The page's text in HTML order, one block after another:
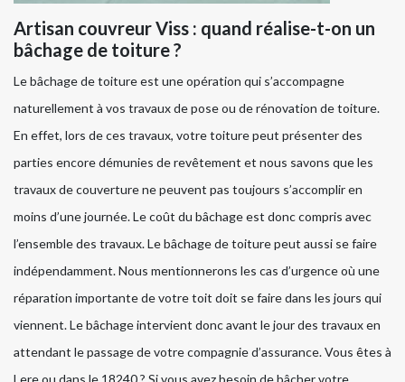
Artisan couvreur Viss : quand réalise-t-on un
bâchage de toiture ?
Le bâchage de toiture est une opération qui s’accompagne
naturellement à vos travaux de pose ou de rénovation de toiture.
En effet, lors de ces travaux, votre toiture peut présenter des
parties encore démunies de revêtement et nous savons que les
travaux de couverture ne peuvent pas toujours s’accomplir en
moins d’une journée. Le coût du bâchage est donc compris avec
l’ensemble des travaux. Le bâchage de toiture peut aussi se faire
indépendamment. Nous mentionnerons les cas d’urgence où une
réparation importante de votre toit doit se faire dans les jours qui
viennent. Le bâchage intervient donc avant le jour des travaux en
attendant le passage de votre compagnie d’assurance. Vous êtes à